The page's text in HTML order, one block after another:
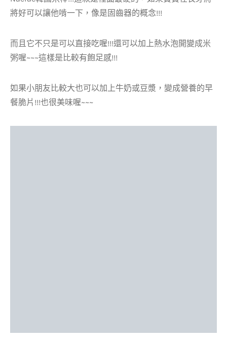
將好可以讓他啃一下，像是固齒器的概念!!!
而且它不只是可以直接吃喔!!!還可以加上熱水泡開變成米
粥喔~~~這樣是比較有飽足感!!!
如果小朋友比較大也可以加上牛奶或豆漿，變成營養的早
餐脆片!!!也很美味喔~~~